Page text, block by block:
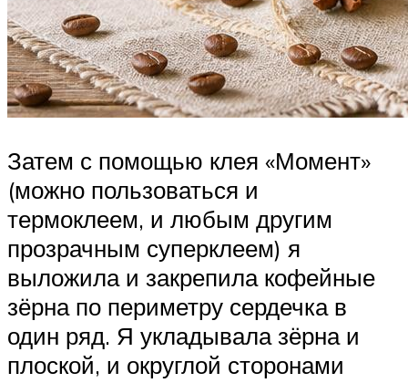
Затем с помощью клея «Момент»
(можно пользоваться и
термоклеем, и любым другим
прозрачным суперклеем) я
выложила и закрепила кофейные
зёрна по периметру сердечка в
один ряд. Я укладывала зёрна и
плоской, и округлой сторонами